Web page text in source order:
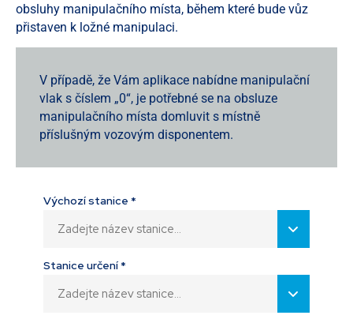
obsluhy manipulačního místa, během které bude vůz
přistaven k ložné manipulaci.
V případě, že Vám aplikace nabídne manipulační
vlak s číslem „0“, je potřebné se na obsluze
manipulačního místa domluvit s místně
příslušným vozovým disponentem.
Výchozí stanice *
Stanice určení *